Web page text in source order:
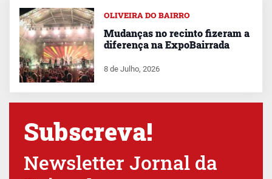
OLIVEIRA DO BAIRRO
Mudanças no recinto fizeram a
diferença na ExpoBairrada
8 de Julho, 2026
Subscreva!
Newsletter Jornal da